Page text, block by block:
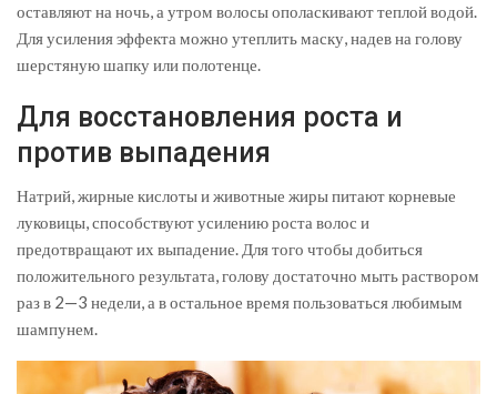
оставляют на ночь, а утром волосы ополаскивают теплой водой.
Для усиления эффекта можно утеплить маску, надев на голову
шерстяную шапку или полотенце.
Для восстановления роста и
против выпадения
Натрий, жирные кислоты и животные жиры питают корневые
луковицы, способствуют усилению роста волос и
предотвращают их выпадение. Для того чтобы добиться
положительного результата, голову достаточно мыть раствором
раз в 2—3 недели, а в остальное время пользоваться любимым
шампунем.